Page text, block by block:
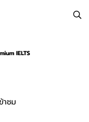
IELTS
าชม